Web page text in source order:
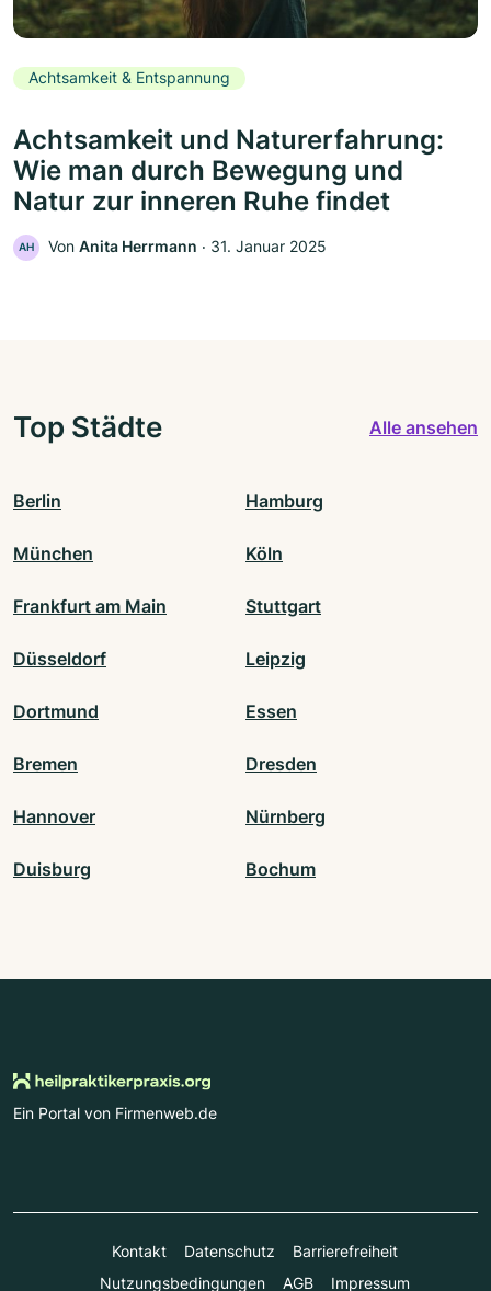
Achtsamkeit & Entspannung
Achtsamkeit und Naturerfahrung:
Wie man durch Bewegung und
Natur zur inneren Ruhe findet
AH Von Anita Herrmann ‧ 31. Januar 2025
Top Städte Alle ansehen
Berlin Hamburg
München Köln
Frankfurt am Main Stuttgart
Düsseldorf Leipzig
Dortmund Essen
Bremen Dresden
Hannover Nürnberg
Duisburg Bochum
Ein Portal von Firmenweb.de
Kontakt Datenschutz
Barrierefreiheit
Nutzungsbedingungen
AGB Impressum